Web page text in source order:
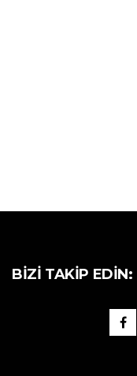
BIZI TAKIP EDIN: